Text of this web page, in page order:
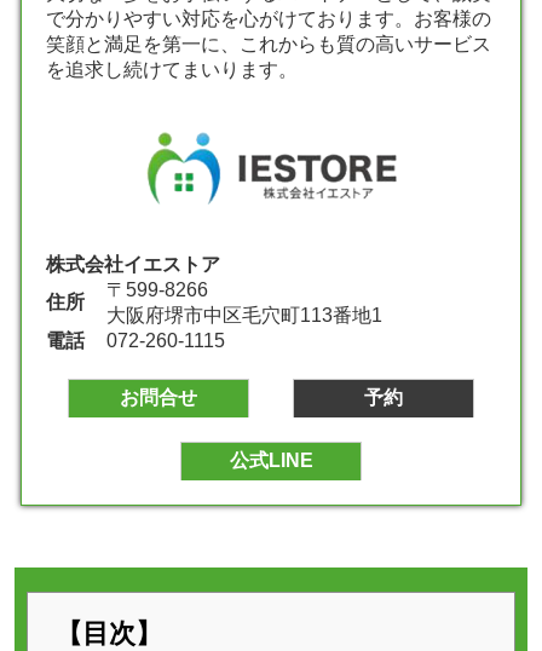
で分かりやすい対応を心がけております。お客様の
笑顔と満足を第一に、これからも質の高いサービス
を追求し続けてまいります。
株式会社イエストア
住所
〒599-8266
大阪府堺市中区毛穴町113番地1
電話
072-260-1115
お問合せ 予約
公式LINE
【目次】